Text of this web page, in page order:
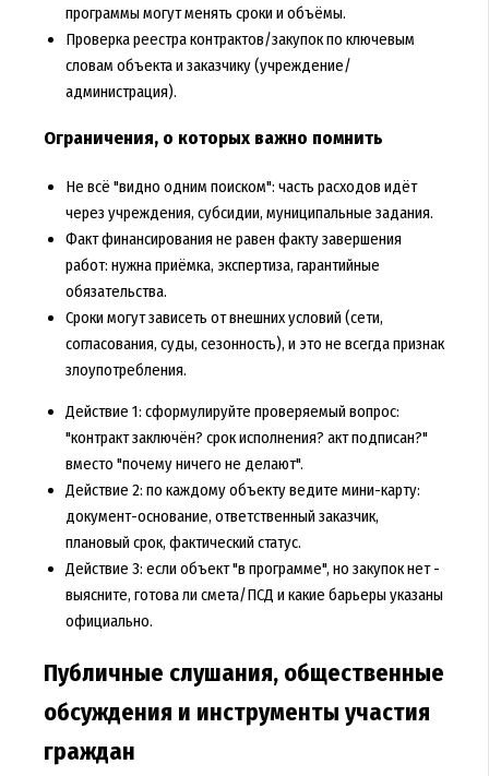
программы могут менять сроки и объёмы.
Проверка реестра контрактов/закупок по ключевым
словам объекта и заказчику (учреждение/
администрация).
Ограничения, о которых важно помнить
Не всё "видно одним поиском": часть расходов идёт
через учреждения, субсидии, муниципальные задания.
Факт финансирования не равен факту завершения
работ: нужна приёмка, экспертиза, гарантийные
обязательства.
Сроки могут зависеть от внешних условий (сети,
согласования, суды, сезонность), и это не всегда признак
злоупотребления.
Действие 1: сформулируйте проверяемый вопрос:
"контракт заключён? срок исполнения? акт подписан?"
вместо "почему ничего не делают".
Действие 2: по каждому объекту ведите мини-карту:
документ-основание, ответственный заказчик,
плановый срок, фактический статус.
Действие 3: если объект "в программе", но закупок нет -
выясните, готова ли смета/ПСД и какие барьеры указаны
официально.
Публичные слушания, общественные
обсуждения и инструменты участия
граждан